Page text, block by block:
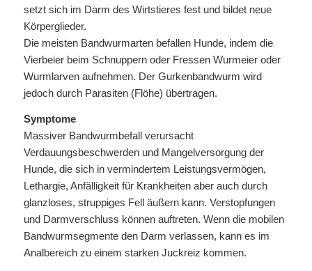
setzt sich im Darm des Wirtstieres fest und bildet neue
Körperglieder.
Die meisten Bandwurmarten befallen Hunde, indem die
Vierbeier beim Schnuppern oder Fressen Wurmeier oder
Wurmlarven aufnehmen. Der Gurkenbandwurm wird
jedoch durch Parasiten (Flöhe) übertragen.
Symptome
Massiver Bandwurmbefall verursacht
Verdauungsbeschwerden und Mangelversorgung der
Hunde, die sich in vermindertem Leistungsvermögen,
Lethargie, Anfälligkeit für Krankheiten aber auch durch
glanzloses, struppiges Fell äußern kann. Verstopfungen
und Darmverschluss können auftreten. Wenn die mobilen
Bandwurmsegmente den Darm verlassen, kann es im
Analbereich zu einem starken Juckreiz kommen.